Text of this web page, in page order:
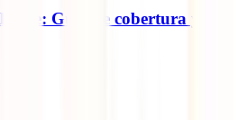
Guía de cobertura y